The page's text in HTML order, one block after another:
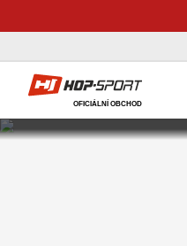
Hop-Sport.cz
OFICIÁLNÍ OBCHOD